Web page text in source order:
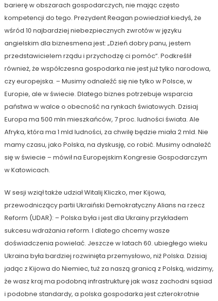
barierę w obszarach gospodarczych, nie mając często
kompetencji do tego. Prezydent Reagan powiedział kiedyś, że
wśród 10 najbardziej niebezpiecznych zwrotów w języku
angielskim dla biznesmena jest: „Dzień dobry panu, jestem
przedstawicielem rządu i przychodzę ci pomóc“. Podkreślił
również, że współczesna gospodarka nie jest już tylko narodowa,
czy europejska. – Musimy odnaleźć się nie tylko w Polsce, w
Europie, ale w świecie. Dlatego biznes potrzebuje wsparcia
państwa w walce o obecność na rynkach światowych. Dzisiaj
Europa ma 500 mln mieszkańców, 7 proc. ludności świata. Ale
Afryka, która ma 1 mld ludności, za chwilę będzie miała 2 mld. Nie
mamy czasu, jako Polska, na dyskusję, co robić. Musimy odnaleźć
się w świecie – mówił na Europejskim Kongresie Gospodarczym
w Katowicach.
W sesji wziął także udział Witalij Kliczko, mer Kijowa,
przewodniczący partii Ukraiński Demokratyczny Alians na rzecz
Reform (UDAR): – Polska była i jest dla Ukrainy przykładem
sukcesu wdrażania reform. I dlatego chcemy wasze
doświadczenia powielać. Jeszcze w latach 60. ubiegłego wieku
Ukraina była bardziej rozwinięta przemysłowo, niż Polska. Dzisiaj
jadąc z Kijowa do Niemiec, tuż za naszą granicą z Polską, widzimy,
że wasz kraj ma podobną infrastrukturę jak wasz zachodni sąsiad
i podobne standardy, a polska gospodarka jest czterokrotnie